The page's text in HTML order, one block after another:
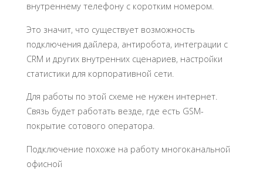
внутреннему телефону с коротким номером.
Это значит, что существует возможность
подключения дайлера, антиробота, интеграции с
СRM и других внутренних сценариев, настройки
статистики для корпоративной сети.
Для работы по этой схеме не нужен интернет.
Связь будет работать везде, где есть GSM-
покрытие сотового оператора.
Подключение похоже на работу многоканальной
офисной